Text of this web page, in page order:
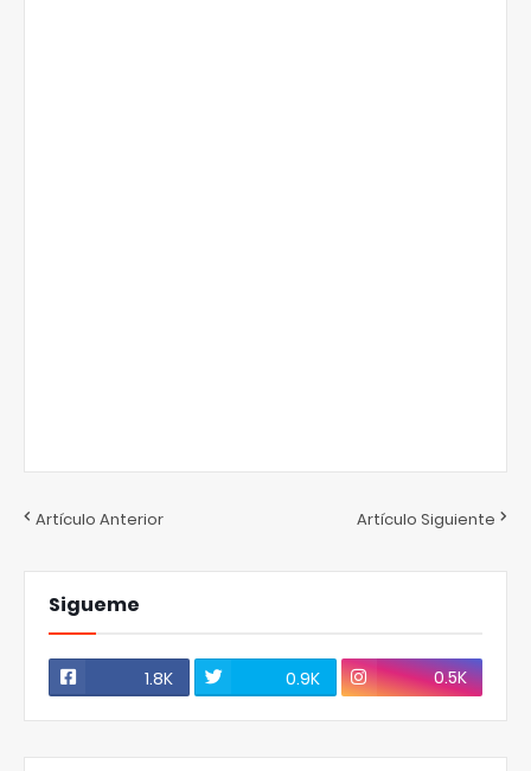
Artículo Anterior Artículo Siguiente
Sigueme
1.8K 0.9K 0.5K